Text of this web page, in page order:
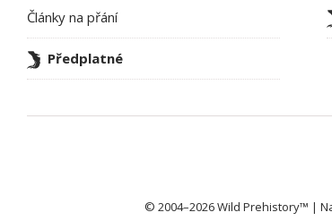
Články na přání
Předplatné
© 2004–2026 Wild Prehistory™ |